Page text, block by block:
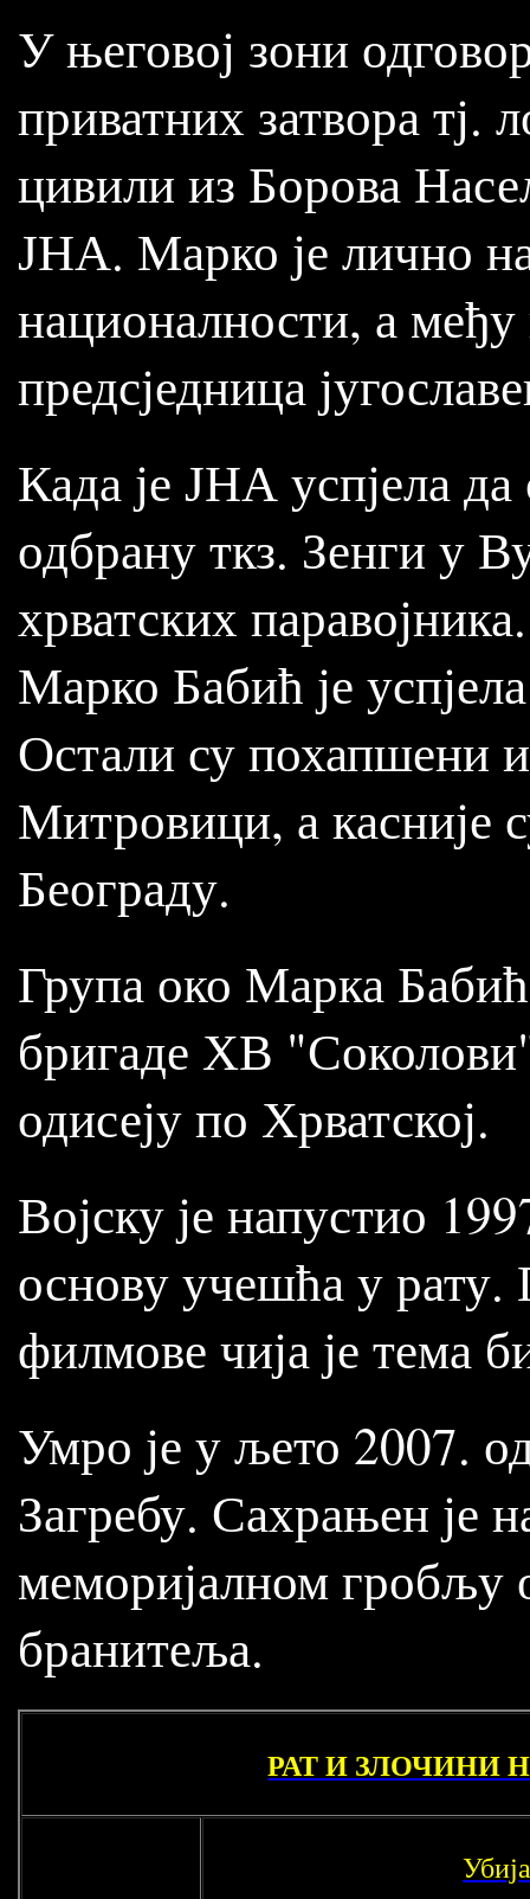
У његовој зони
приватних затвора тј.
цивили из Борова
ЈНА. Марко је лично
националности, а
предсједница
Када је ЈНА успјела
одбрану ткз. Зенги у
хрватских
Марко Бабић је
Остали су похапшени
Митровици, а касније
Београду.
Група око Марка
бригаде ХВ
одисеју по Хрватској.
Војску је напустио
основу учешћа у рату.
филмове чија је тема
Умро је у љето 2007.
Загребу. Сахрањен је
меморијалном гробљу
бранитеља.
РАТ И ЗЛОЧИНИ